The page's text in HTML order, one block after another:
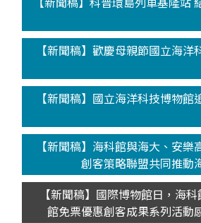
【新聞稿】歡慶母親節國立海
【新聞稿】國立海洋科技博物
【新聞稿】海科館與海大、安樂
創客策略聯盟共同推動
【新聞稿】國際博物館日，海
館免票優惠創客成果系列活動